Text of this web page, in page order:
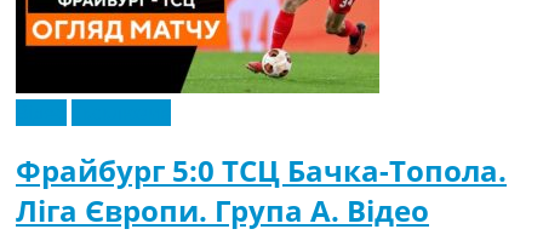
Фрайбург 5:0 ТСЦ Бачка-Топола.
Ліга Європи. Група A. Відео